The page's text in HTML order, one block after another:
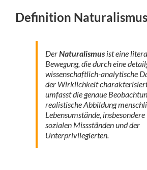
Definition Naturalismus
DerNaturalismusist eine
Bewegung, die durch eine
wissenschaftlich-analytische
der Wirklichkeit
umfasst die genaue
realistische Abbildung
Lebensumstände,
sozialen Missständen und der
Unterprivilegierten.